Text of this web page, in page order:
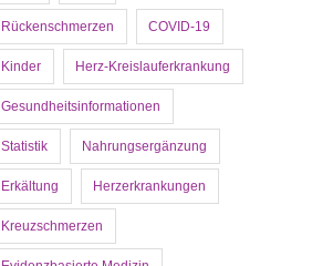
Rückenschmerzen COVID-19
Kinder Herz-Kreislauferkrankung
Gesundheitsinformationen
Statistik Nahrungsergänzung
Erkältung Herzerkrankungen
Kreuzschmerzen